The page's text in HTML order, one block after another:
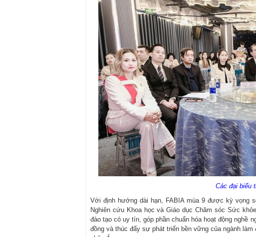
Các đại biểu
Với định hướng dài hạn, FABIA mùa 9 được kỳ vọng
Nghiên cứu Khoa học và Giáo dục Chăm sóc Sức
đào tạo có uy tín, góp phần chuẩn hóa hoạt động nghề
đồng và thúc đẩy sự phát triển bền vững của ngành